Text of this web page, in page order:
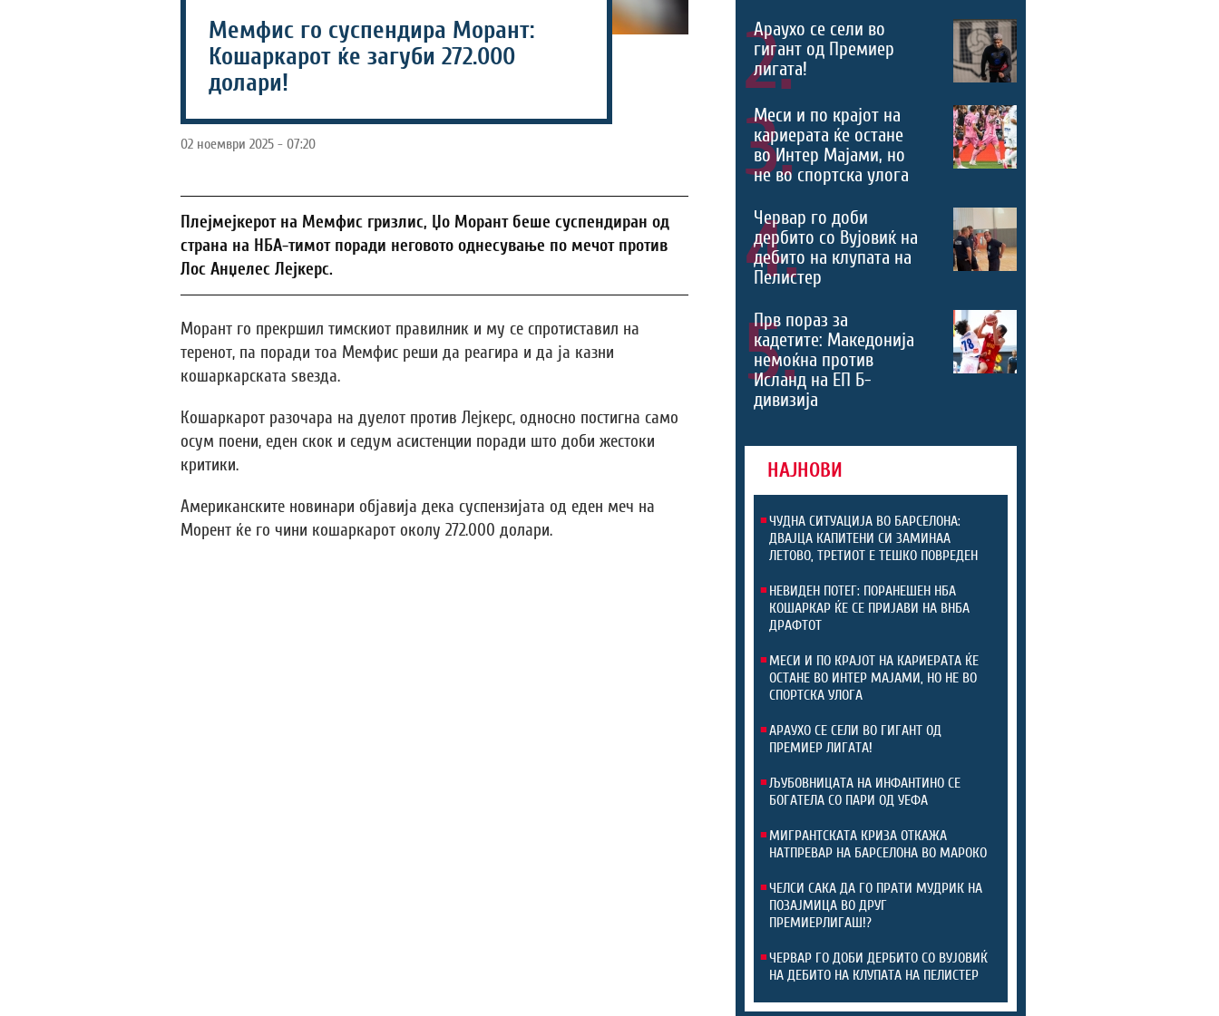
Мемфис го суспендира Морант:
Кошаркарот ќе загуби 272.000
долари!
02 ноември 2025 - 07:20
Плејмејкерот на Мемфис гризлис, Џо Морант беше суспендиран од
страна на НБА-тимот поради неговото однесување по мечот против
Лос Анџелес Лејкерс.
Морант го прекршил тимскиот правилник и му се спротиставил на
теренот, па поради тоа Мемфис реши да реагира и да ја казни
кошаркарската ѕвезда.
Кошаркарот разочара на дуелот против Лејкерс, односно постигна само
осум поени, еден скок и седум асистенции поради што доби жестоки
критики.
Американските новинари објавија дека суспензијата од еден меч на
Морент ќе го чини кошаркарот околу 272.000 долари.
2.
Араухо се сели во
гигант од Премиер
лигата!
3.
Меси и по крајот на
кариерата ќе остане
во Интер Мајами, но
не во спортска улога
4.
Червар го доби
дербито со Вујовиќ на
дебито на клупата на
Пелистер
5.
Прв пораз за
кадетите: Македонија
немоќна против
Исланд на ЕП Б-
дивизија
НАЈНОВИ
ЧУДНА СИТУАЦИЈА ВО БАРСЕЛОНА:
ДВАЈЦА КАПИТЕНИ СИ ЗАМИНАА
ЛЕТОВО, ТРЕТИОТ Е ТЕШКО ПОВРЕДЕН
НЕВИДЕН ПОТЕГ: ПОРАНЕШЕН НБА
КОШАРКАР ЌЕ СЕ ПРИЈАВИ НА ВНБА
ДРАФТОТ
МЕСИ И ПО КРАЈОТ НА КАРИЕРАТА ЌЕ
ОСТАНЕ ВО ИНТЕР МАЈАМИ, НО НЕ ВО
СПОРТСКА УЛОГА
АРАУХО СЕ СЕЛИ ВО ГИГАНТ ОД
ПРЕМИЕР ЛИГАТА!
ЉУБОВНИЦАТА НА ИНФАНТИНО СЕ
БОГАТЕЛА СО ПАРИ ОД УЕФА
МИГРАНТСКАТА КРИЗА ОТКАЖА
НАТПРЕВАР НА БАРСЕЛОНА ВО МАРОКО
ЧЕЛСИ САКА ДА ГО ПРАТИ МУДРИК НА
ПОЗАЈМИЦА ВО ДРУГ
ПРЕМИЕРЛИГАШ!?
ЧЕРВАР ГО ДОБИ ДЕРБИТО СО ВУЈОВИЌ
НА ДЕБИТО НА КЛУПАТА НА ПЕЛИСТЕР